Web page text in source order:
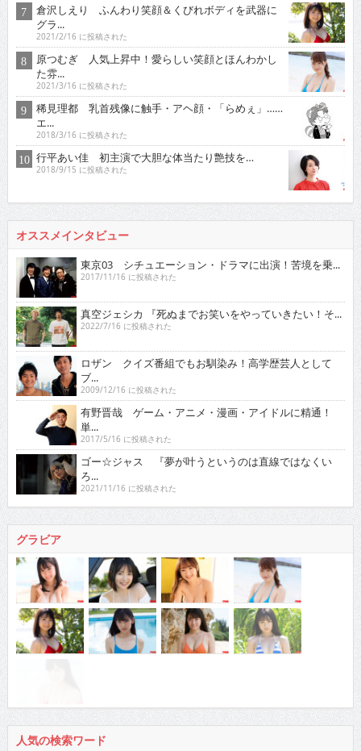
倉沢しえり ふんわり笑顔＆くびれボディを武器に
グラ...
2021/2/16 に投稿された
原つむぎ 人気上昇中！愛らしい笑顔とほんわかし
た雰...
2021/3/16 に投稿された
稀見理都 乳首残像に触手・アヘ顔・「らめぇ」……
エ...
2018/3/16 に投稿された
行平あい佳 初主演で大胆な体当たり艶技を…
2018/9/15 に投稿された
オススメインタビュー
東京03 シチュエーション・ドラマに出演！苦境を乗...
2017/11/16 に投稿された
真空ジェシカ 『死ぬまでお笑いをやっていきたい！そ...
2022/7/16 に投稿された
ロザン クイズ番組でもお馴染み！高学歴芸人として
ブ...
2009/12/16 に投稿された
有野晋哉 ゲーム・アニメ・漫画・アイドルに精通！
単...
2017/5/16 に投稿された
ゴー☆ジャス 『夢が叶うというのは直線ではなくい
ろ...
2021/11/16 に投稿された
グラビア
人気の検索ワード